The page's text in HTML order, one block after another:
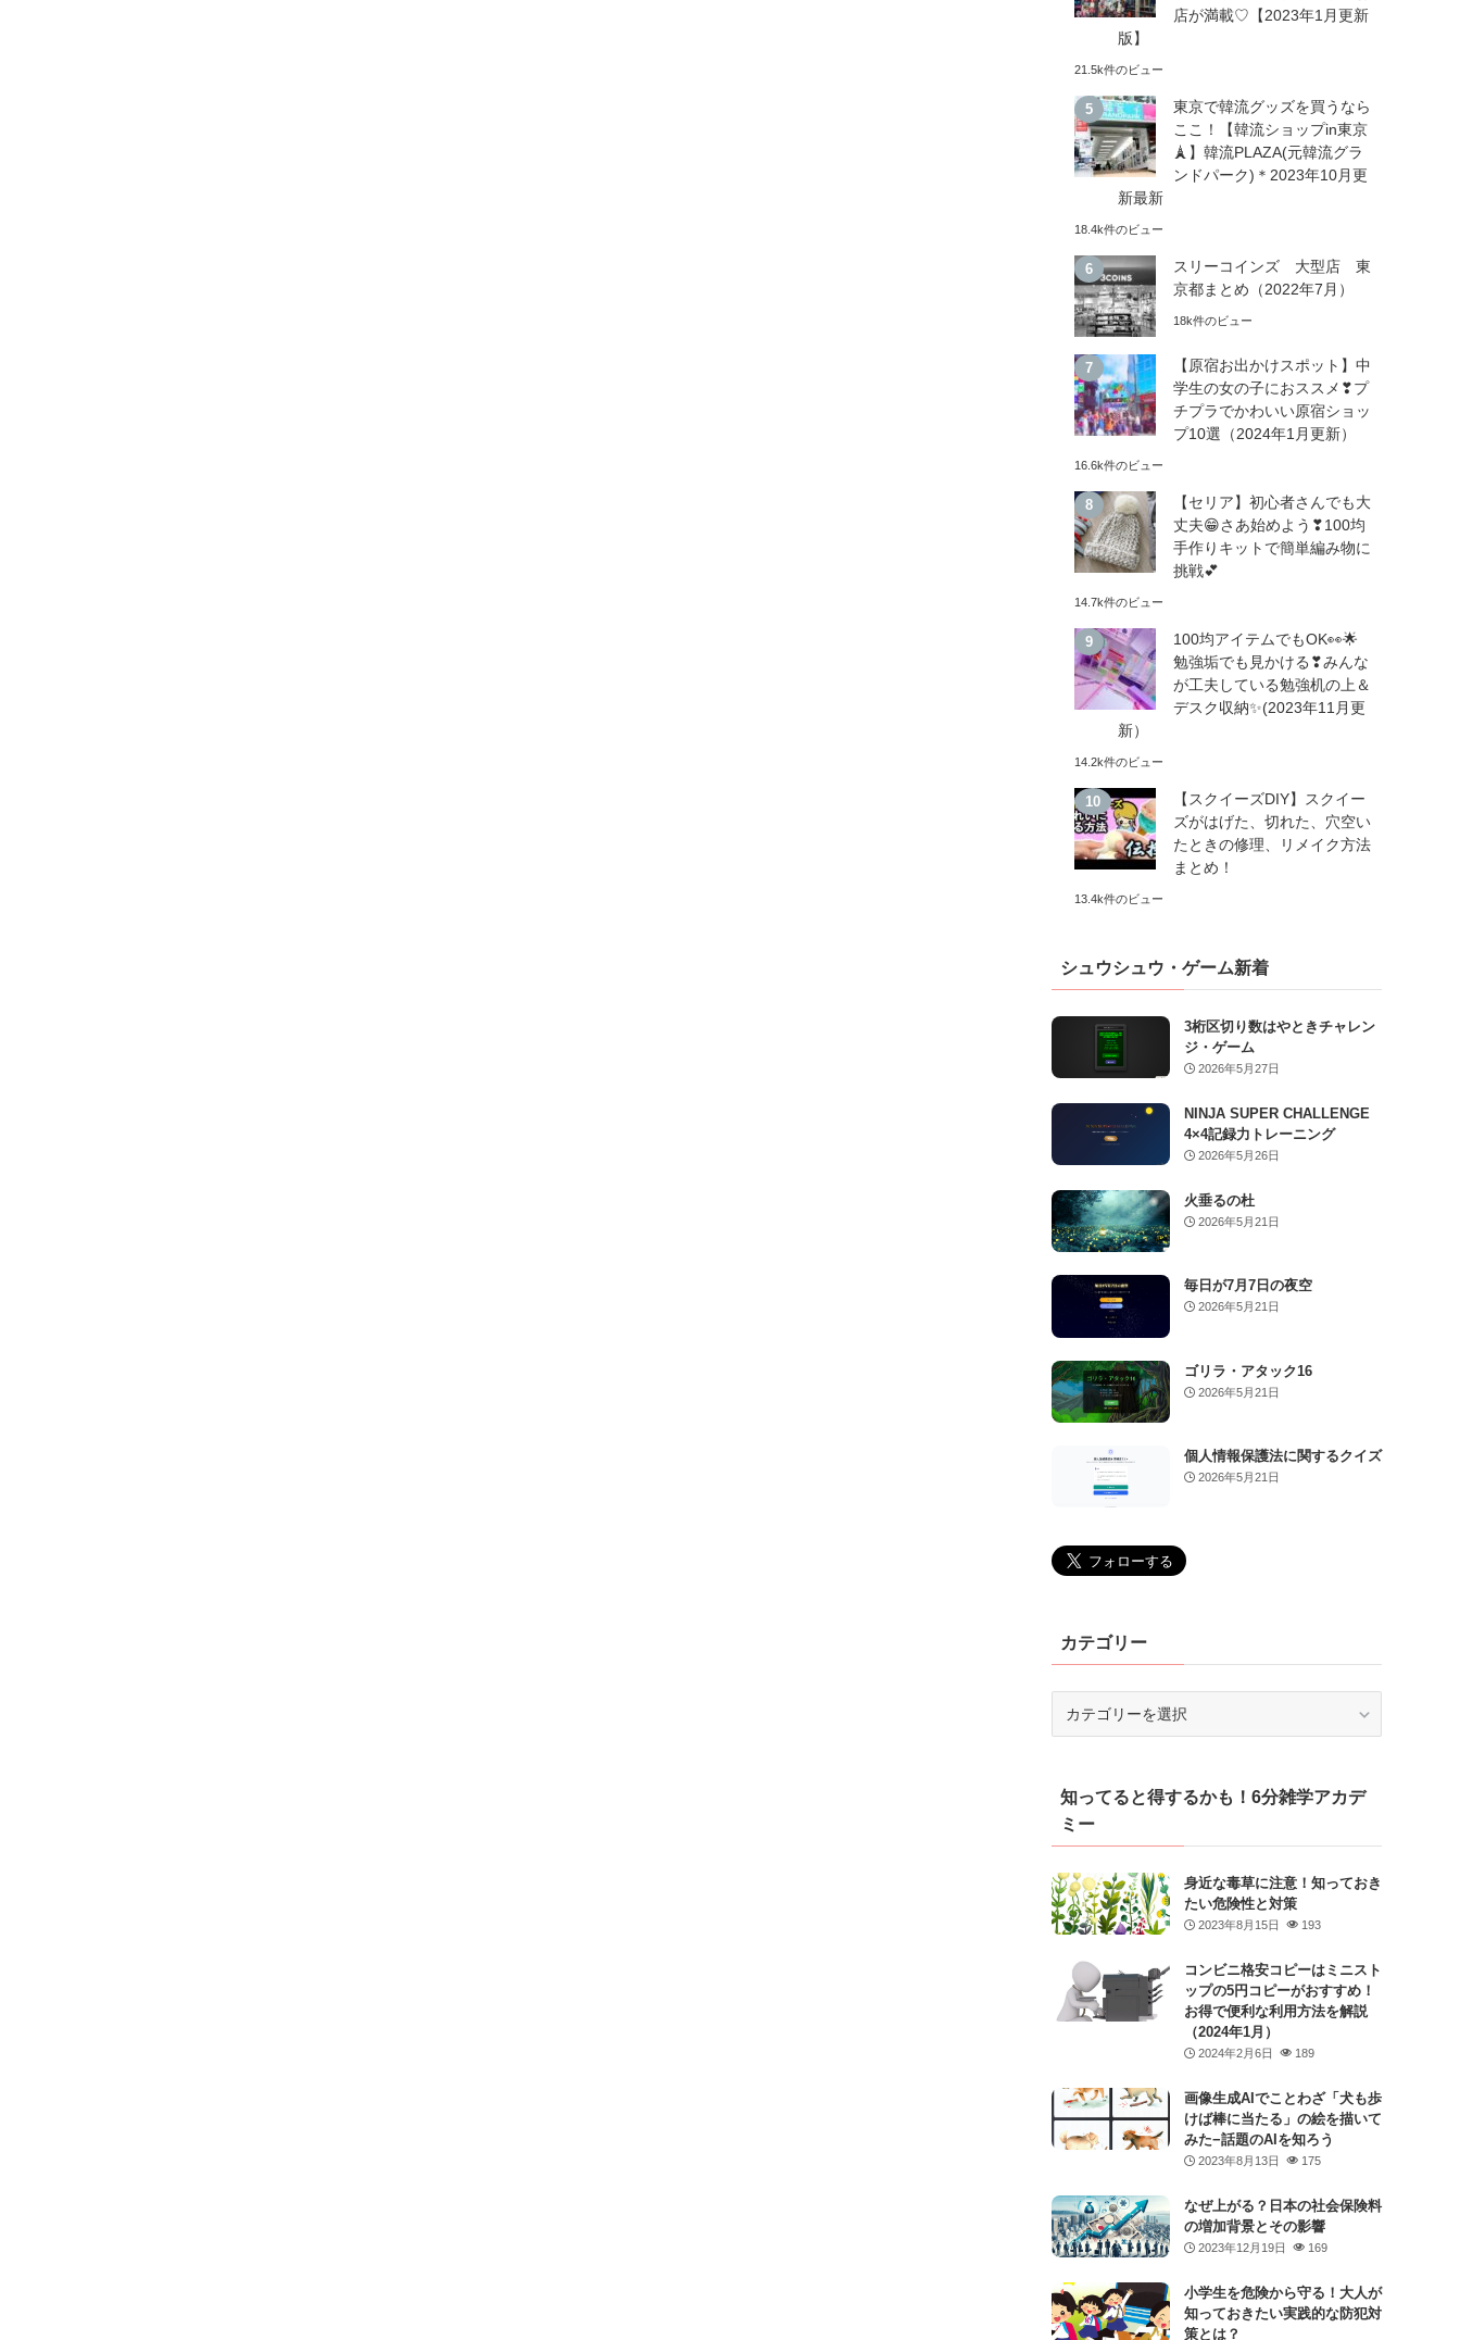
店が満載♡【2023年1月更新
版】
21.5k件のビュー
東京で韓流グッズを買うなら
ここ！【韓流ショップin東京
🗼】韓流PLAZA(元韓流グラ
ンドパーク)＊2023年10月更
新最新
18.4k件のビュー
スリーコインズ 大型店 東
京都まとめ（2022年7月）
18k件のビュー
【原宿お出かけスポット】中
学生の女の子におススメ❣プ
チプラでかわいい原宿ショッ
プ10選（2024年1月更新）
16.6k件のビュー
【セリア】初心者さんでも大
丈夫😁さあ始めよう❣100均
手作りキットで簡単編み物に
挑戦💕
14.7k件のビュー
100均アイテムでもOK👀🌟
勉強垢でも見かける❣みんな
が工夫している勉強机の上＆
デスク収納✨(2023年11月更
新）
14.2k件のビュー
【スクイーズDIY】スクイー
ズがはげた、切れた、穴空い
たときの修理、リメイク方法
まとめ！
13.4k件のビュー
シュウシュウ・ゲーム新着
3桁区切り数はやときチャレン
ジ・ゲーム
2026年5月27日
NINJA SUPER CHALLENGE
4×4記録力トレーニング
2026年5月26日
火垂るの杜
2026年5月21日
毎日が7月7日の夜空
2026年5月21日
ゴリラ・アタック16
2026年5月21日
個人情報保護法に関するクイズ
2026年5月21日
カテゴリー
ー知ってると得するかも！6分雑学アカデ
ミー
身近な毒草に注意！知っておき
たい危険性と対策
2023年8月15日 193
コンビニ格安コピーはミニスト
ップの5円コピーがおすすめ！
お得で便利な利用方法を解説
（2024年1月）
2024年2月6日 189
画像生成AIでことわざ「犬も歩
けば棒に当たる」の絵を描いて
みた−話題のAIを知ろう
2023年8月13日 175
なぜ上がる？日本の社会保険料
の増加背景とその影響
2023年12月19日 169
小学生を危険から守る！大人が
知っておきたい実践的な防犯対
策とは？